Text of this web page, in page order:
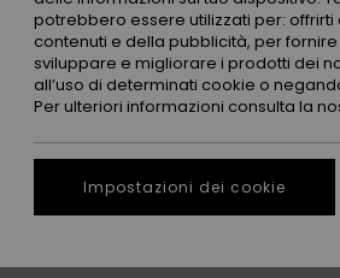
potrebbero essere utilizzati per:
contenuti e della pubblicità, per
sviluppare e migliorare i prodotti dei
all’uso di determinati cookie o
Per ulteriori informazioni consulta la
Impostazioni dei cookie